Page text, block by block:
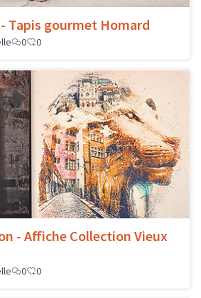
Tapis gourmet Homard
0 0
- Affiche Collection Vieux
0 0